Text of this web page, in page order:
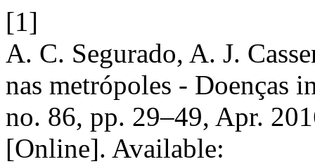
[1]
A. C. Segurado, A. J.
nas metrópoles - Doenças
no. 86, pp. 29–49, Apr.
[Online]. Available: